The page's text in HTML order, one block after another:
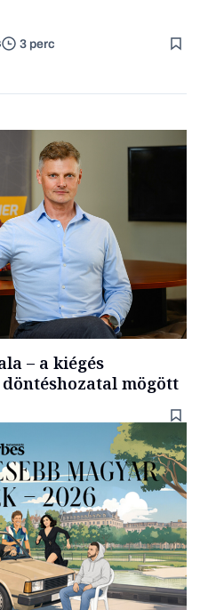
3 perc
– a kiégés
mögött